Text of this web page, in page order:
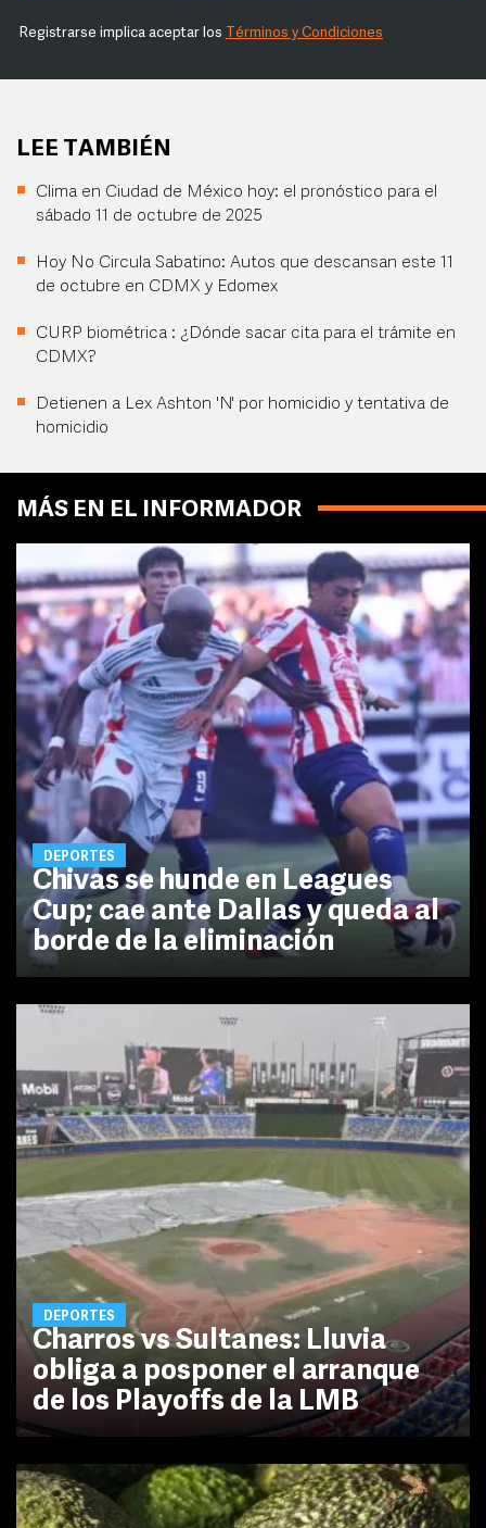
Registrarse implica aceptar los Términos y Condiciones
LEE TAMBIÉN
Clima en Ciudad de México hoy: el pronóstico para el
sábado 11 de octubre de 2025
Hoy No Circula Sabatino: Autos que descansan este 11
de octubre en CDMX y Edomex
CURP biométrica : ¿Dónde sacar cita para el trámite en
CDMX?
Detienen a Lex Ashton 'N' por homicidio y tentativa de
homicidio
MÁS EN EL INFORMADOR
DEPORTES
Chivas se hunde en Leagues
Cup; cae ante Dallas y queda al
borde de la eliminación
DEPORTES
Charros vs Sultanes: Lluvia
obliga a posponer el arranque
de los Playoffs de la LMB